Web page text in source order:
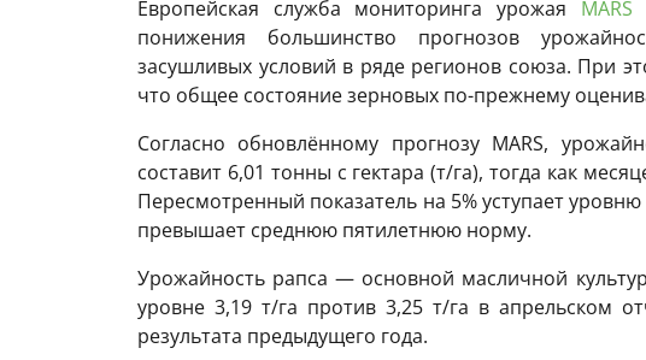
Европейская служба мониторинга урожая MARS
понижения большинство прогнозов
засушливых условий в ряде регионов союза. При
что общее состояние зерновых по-прежнему
Согласно обновлённому прогнозу MARS,
составит 6,01 тонны с гектара (т/га), тогда как
Пересмотренный показатель на 5% уступает
превышает среднюю пятилетнюю норму.
Урожайность рапса — основной масличной
уровне 3,19 т/га против 3,25 т/га в апрельском
результата предыдущего года.